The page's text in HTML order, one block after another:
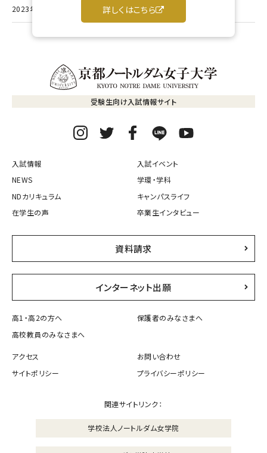
2023年度卒業生子女入学金減免制度について
受験生向け入試情報サイト
入試情報
入試イベント
NEWS
学環・学科
NDカリキュラム
キャンパスライフ
在学生の声
卒業生インタビュー
資料請求
インターネット出願
高1・高2の方へ
保護者のみなさまへ
高校教員のみなさまへ
アクセス
お問い合わせ
サイトポリシー
プライバシーポリシー
関連サイトリンク：
学校法人ノートルダム女学院
詳しくはこちら